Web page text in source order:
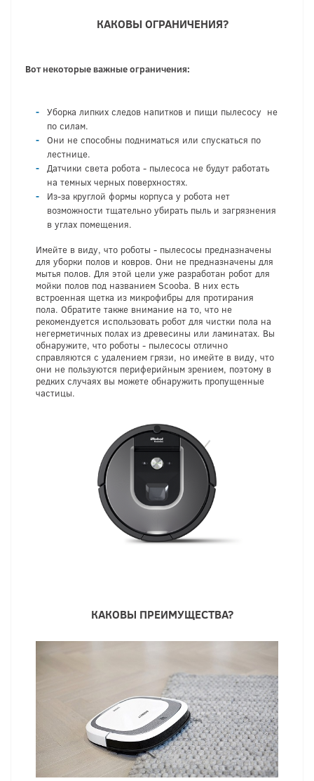
КАКОВЫ ОГРАНИЧЕНИЯ?
Вот некоторые важные ограничения:
Уборка липких следов напитков и пищи пылесосу не
по силам.
Они не способны подниматься или спускаться по
лестнице.
Датчики света робота - пылесоса не будут работать
на темных черных поверхностях.
Из-за круглой формы корпуса у робота нет
возможности тщательно убирать пыль и загрязнения
в углах помещения.
Имейте в виду, что роботы - пылесосы предназначены
для уборки полов и ковров. Они не предназначены для
мытья полов. Для этой цели уже разработан робот для
мойки полов под названием Scooba. В них есть
встроенная щетка из микрофибры для протирания
пола. Обратите также внимание на то, что не
рекомендуется использовать робот для чистки пола на
негерметичных полах из древесины или ламинатах. Вы
обнаружите, что роботы - пылесосы отлично
справляются с удалением грязи, но имейте в виду, что
они не пользуются периферийным зрением, поэтому в
редких случаях вы можете обнаружить пропущенные
частицы.
КАКОВЫ ПРЕИМУЩЕСТВА?